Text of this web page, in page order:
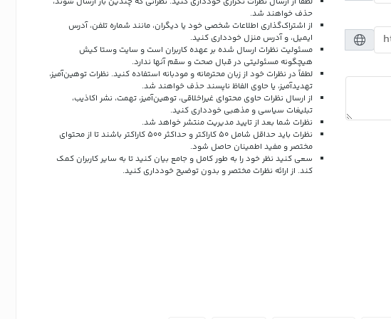
حذف خواهند شد.
از اشتراک‌گذاری اطلاعات شخصی خود یا دیگران، مانند شماره تلفن، آدرس
ایمیل، و آدرس منزل خودداری کنید.
مسئولیت نظرات ارسال شده بر عهده کاربران است و سایت وستا کیش
هیچگونه مسئولیتی در قبال صحت و سقم آنها ندارد.
لطفاً در نظرات خود از زبان محترمانه و مودبانه استفاده کنید. نظرات توهین‌آمیز،
تهدیدآمیز، یا حاوی الفاظ ناپسند حذف خواهند شد.
از ارسال نظرات حاوی محتوای غیراخلاقی، توهین‌آمیز، تهمت، نشر اکاذیب،
تبلیغات سیاسی و مذهبی خودداری کنید.
نظرات شما بعد از تایید مدیریت منتشر خواهد شد.
نظرات باید حداقل شامل 50 کاراکتر و حداکثر 500 کاراکتر باشند تا از محتوای
مختصر و مفید اطمینان حاصل شود.
سعی کنید نظر خود را به طور کامل و جامع بیان کنید تا به سایر کاربران کمک
کند. از ارائه نظرات مختصر و بدون توضیح خودداری کنید.